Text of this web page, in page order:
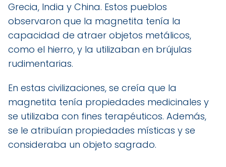
Grecia, India y China. Estos pueblos
observaron que la magnetita tenía la
capacidad de atraer objetos metálicos,
como el hierro, y la utilizaban en brújulas
rudimentarias.
En estas civilizaciones, se creía que la
magnetita tenía propiedades medicinales y
se utilizaba con fines terapéuticos. Además,
se le atribuían propiedades místicas y se
consideraba un objeto sagrado.